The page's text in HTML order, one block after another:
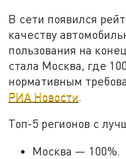
В сети появился
качеству
пользования на
стала Москва, где
нормативным
РИА Новости.
Топ-5 регионов с
Москва — 100%.